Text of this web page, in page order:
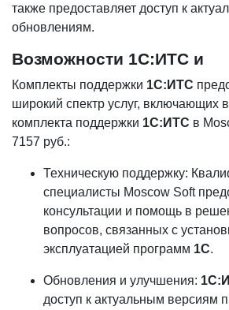
также предоставляет доступ к
обновлениям.
Возможности 1С:ИТС и
Комплекты поддержки 1С:ИТС
широкий спектр услуг, включающих
комплекта поддержки 1С:ИТС в
7157 руб.:
Техническую поддержку:
специалисты Moscow Soft
консультации и помощь в
вопросов, связанных с
эксплуатацией программ 1С.
Обновления и улучшения:
доступ к актуальным версиям